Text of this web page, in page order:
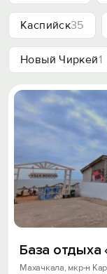
Каспийск35
Новый Чиркей1
База отдыха
Махачкала, мкр-н